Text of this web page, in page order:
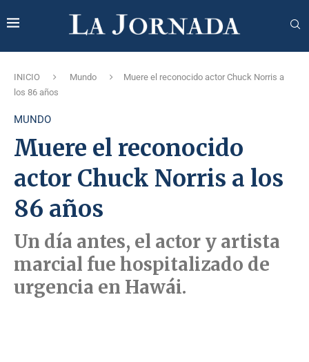
INICIO Mundo
Muere el reconocido actor Chuck Norris a
los 86 años
MUNDO
Muere el reconocido
actor Chuck Norris a los
86 años
Un día antes, el actor y artista
marcial fue hospitalizado de
urgencia en Hawái.